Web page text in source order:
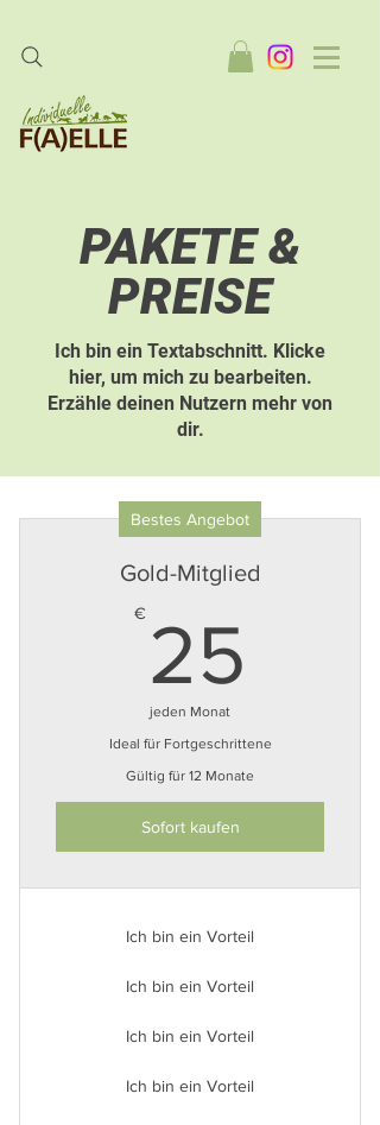
PAKETE &
PREISE
Ich bin ein Textabschnitt. Klicke
hier, um mich zu bearbeiten.
Erzähle deinen Nutzern mehr von
dir.
Bestes Angebot
Gold-Mitglied
€ 25
jeden Monat
Ideal für Fortgeschrittene
Gültig für 12 Monate
Sofort kaufen
Ich bin ein Vorteil
Ich bin ein Vorteil
Ich bin ein Vorteil
Ich bin ein Vorteil